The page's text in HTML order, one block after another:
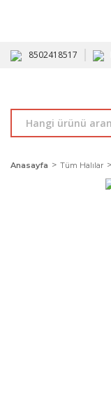
8502418517
Anasayfa Tüm Halılar